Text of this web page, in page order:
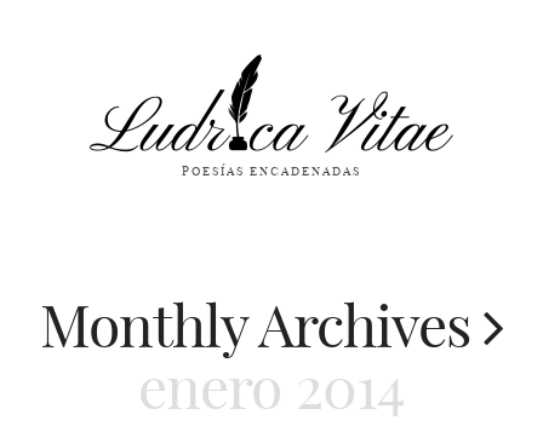
POESÍAS ENCADENADAS
Monthly Archives
enero 2014